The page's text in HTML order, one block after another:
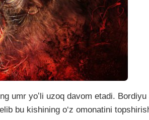
umr yoʻli uzoq davom etadi.
bu kishining o‘z omonatini